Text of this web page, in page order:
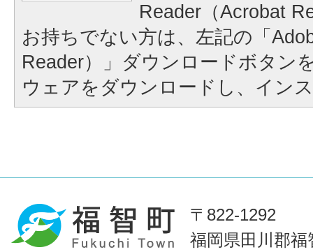
Reader（Acrobat
お持ちでない方は、左記の「
Reader）」ダウンロードボタン
ウェアをダウンロードし、イン
〒822-1292
福岡県田川郡福